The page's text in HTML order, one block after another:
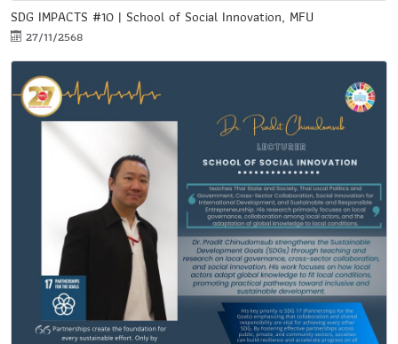
SDG IMPACTS #10 | School of Social Innovation, MFU
27/11/2568